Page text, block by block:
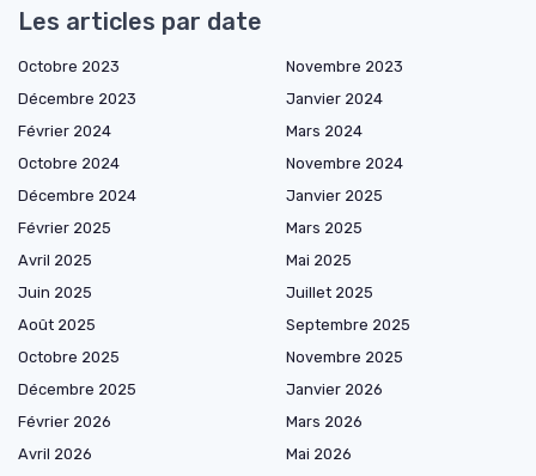
Les articles par date
Octobre 2023
Novembre 2023
Décembre 2023
Janvier 2024
Février 2024
Mars 2024
Octobre 2024
Novembre 2024
Décembre 2024
Janvier 2025
Février 2025
Mars 2025
Avril 2025
Mai 2025
Juin 2025
Juillet 2025
Août 2025
Septembre 2025
Octobre 2025
Novembre 2025
Décembre 2025
Janvier 2026
Février 2026
Mars 2026
Avril 2026
Mai 2026